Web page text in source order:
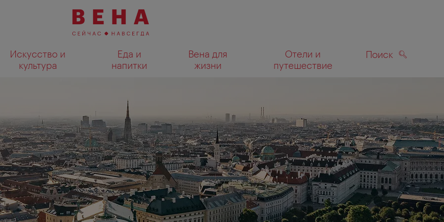
Искусство и
культура
Еда и
напитки
Вена для
жизни
Отели и
путешествие
Поиск